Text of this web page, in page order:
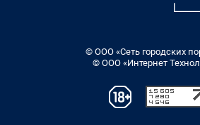
© ООО «Сеть городских
© ООО «Интернет